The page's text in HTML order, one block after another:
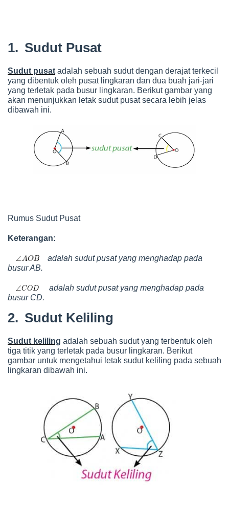
1. Sudut Pusat
Sudut pusat adalah sebuah sudut dengan derajat terkecil
yang dibentuk oleh pusat lingkaran dan dua buah jari-jari
yang terletak pada busur lingkaran. Berikut gambar yang
akan menunjukkan letak sudut pusat secara lebih jelas
dibawah ini.
Rumus Sudut Pusat
Keterangan:
adalah sudut pusat yang menghadap pada
busur AB.
adalah sudut pusat yang menghadap pada
busur CD.
2. Sudut Keliling
Sudut keliling adalah sebuah sudut yang terbentuk oleh
tiga titik yang terletak pada busur lingkaran. Berikut
gambar untuk mengetahui letak sudut keliling pada sebuah
lingkaran dibawah ini.